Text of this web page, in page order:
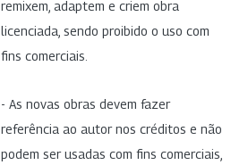
remixem, adaptem e criem obra
licenciada, sendo proibido o uso com
fins comerciais.
- As novas obras devem fazer
referência ao autor nos créditos e não
podem ser usadas com fins comerciais,